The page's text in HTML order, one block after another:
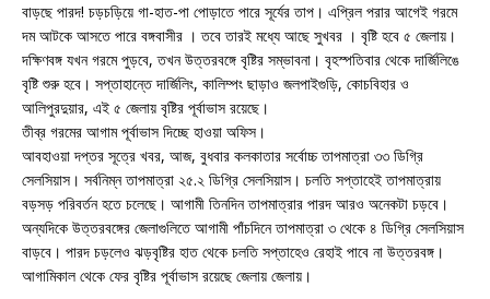
বাড়ছে পারদ! চড়চড়িয়ে গা-হাত-পা পোড়াতে পারে সূর্যের তাপ। এপ্রিল পরার আগেই গরমে
দম আটকে আসতে পারে বঙ্গবাসীর । তবে তারই মধ্যে আছে সুখবর । বৃষ্টি হবে ৫ জেলায়।
দক্ষিণবঙ্গ যখন গরমে পুড়বে, তখন উত্তরবঙ্গে বৃষ্টির সম্ভাবনা। বৃহস্পতিবার থেকে দার্জিলিঙে
বৃষ্টি শুরু হবে। সপ্তাহান্তে দার্জিলিং, কালিম্পং ছাড়াও জলপাইগুড়ি, কোচবিহার ও
আলিপুরদুয়ার, এই ৫ জেলায় বৃষ্টির পূর্বাভাস রয়েছে।
তীব্র গরমের আগাম পূর্বাভাস দিচ্ছে হাওয়া অফিস।
আবহাওয়া দপ্তর সূত্রে খবর, আজ, বুধবার কলকাতার সর্বোচ্চ তাপমাত্রা ৩৩ ডিগ্রি
সেলসিয়াস। সর্বনিম্ন তাপমাত্রা ২৫.২ ডিগ্রি সেলসিয়াস। চলতি সপ্তাহেই তাপমাত্রায়
বড়সড় পরিবর্তন হতে চলেছে। আগামী তিনদিন তাপমাত্রার পারদ আরও অনেকটা চড়বে।
অন্যদিকে উত্তরবঙ্গের জেলাগুলিতে আগামী পাঁচদিনে তাপমাত্রা ৩ থেকে ৪ ডিগ্রি সেলসিয়াস
বাড়বে। পারদ চড়লেও ঝড়বৃষ্টির হাত থেকে চলতি সপ্তাহেও রেহাই পাবে না উত্তরবঙ্গ‌।
আগামিকাল থেকে ফের বৃষ্টির পূর্বাভাস রয়েছে জেলায় জেলায়।